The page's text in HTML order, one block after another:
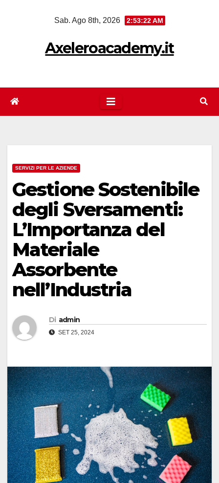
Sab. Ago 8th, 2026 2:53:23 AM
Axeleroacademy.it
SERVIZI PER LE AZIENDE
Gestione Sostenibile
degli Sversamenti:
L’Importanza del
Materiale
Assorbente
nell’Industria
Di admin
SET 25, 2024